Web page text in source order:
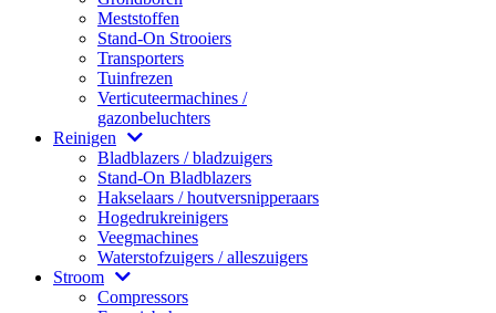
Meststoffen
Stand-On Strooiers
Transporters
Tuinfrezen
Verticuteermachines /
gazonbeluchters
Reinigen
Bladblazers / bladzuigers
Stand-On Bladblazers
Hakselaars / houtversnipperaars
Hogedrukreinigers
Veegmachines
Waterstofzuigers / alleszuigers
Stroom
Compressors